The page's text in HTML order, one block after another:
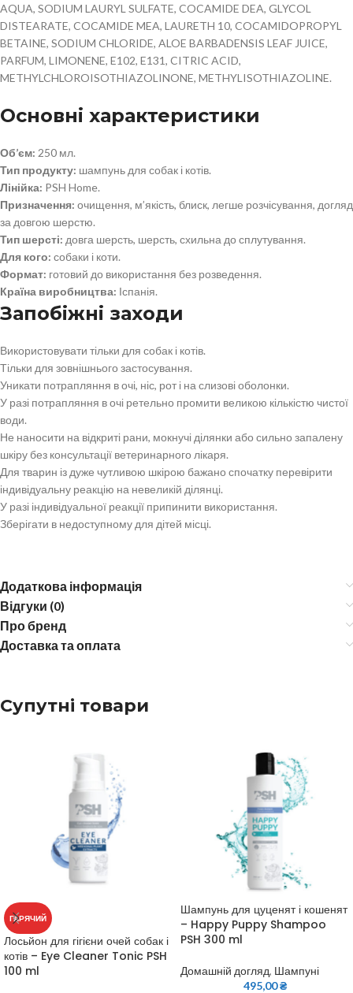
AQUA, SODIUM LAURYL SULFATE, COCAMIDE DEA, GLYCOL
DISTEARATE, COCAMIDE MEA, LAURETH 10, COCAMIDOPROPYL
BETAINE, SODIUM CHLORIDE, ALOE BARBADENSIS LEAF JUICE,
PARFUM, LIMONENE, E102, E131, CITRIC ACID,
METHYLCHLOROISOTHIAZOLINONE, METHYLISOTHIAZOLINE.
Основні характеристики
Об’єм: 250 мл.
Тип продукту: шампунь для собак і котів.
Лінійка: PSH Home.
Призначення: очищення, м’якість, блиск, легше розчісування, догляд
за довгою шерстю.
Тип шерсті: довга шерсть, шерсть, схильна до сплутування.
Для кого: собаки і коти.
Формат: готовий до використання без розведення.
Країна виробництва: Іспанія.
Запобіжні заходи
Використовувати тільки для собак і котів.
Тільки для зовнішнього застосування.
Уникати потрапляння в очі, ніс, рот і на слизові оболонки.
У разі потрапляння в очі ретельно промити великою кількістю чистої
води.
Не наносити на відкриті рани, мокнучі ділянки або сильно запалену
шкіру без консультації ветеринарного лікаря.
Для тварин із дуже чутливою шкірою бажано спочатку перевірити
індивідуальну реакцію на невеликій ділянці.
У разі індивідуальної реакції припинити використання.
Зберігати в недоступному для дітей місці.
Додаткова інформація
Відгуки (0)
Про бренд
Доставка та оплата
Супутні товари
ГАРЯЧИЙ
Лосьйон для гігієни очей собак і
котів – Eye Cleaner Tonic PSH
100 ml
Шампунь для цуценят і кошенят
– Happy Puppy Shampoo
PSH 300 ml
Домашній догляд, Шампуні
495,00₴